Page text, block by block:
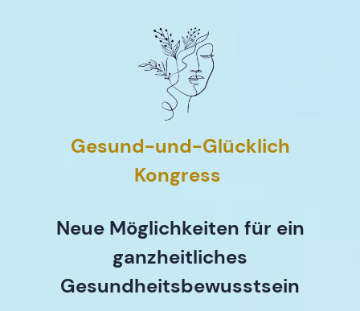
Gesund-und-Glücklich
Kongress
Neue Möglichkeiten für ein
ganzheitliches
Gesundheitsbewusstsein